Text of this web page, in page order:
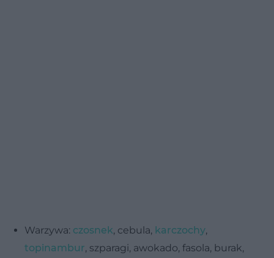
Warzywa: czosnek, cebula, karczochy,
topinambur, szparagi, awokado, fasola, burak,